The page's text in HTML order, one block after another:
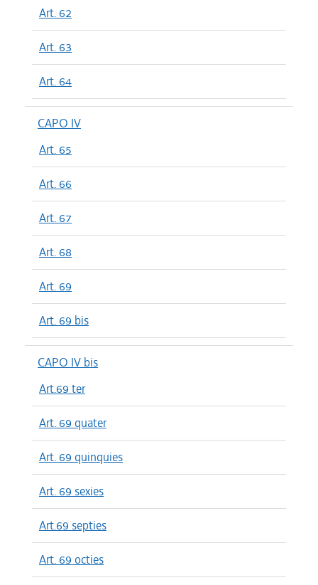
Art. 62
Art. 63
Art. 64
CAPO IV
Art. 65
Art. 66
Art. 67
Art. 68
Art. 69
Art. 69 bis
CAPO IV bis
Art.69 ter
Art. 69 quater
Art. 69 quinquies
Art. 69 sexies
Art.69 septies
Art. 69 octies